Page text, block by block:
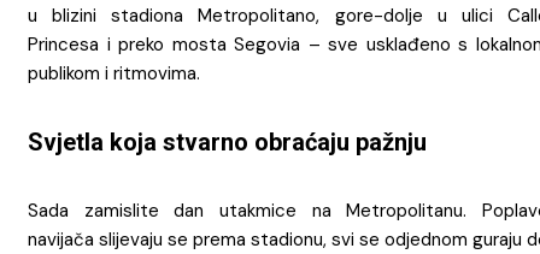
u blizini stadiona Metropolitano, gore-dolje u ulici
Princesa i preko mosta Segovia – sve usklađeno s
publikom i ritmovima.
Svjetla koja stvarno obraćaju pažnju
Sada zamislite dan utakmice na Metropolitanu.
navijača slijevaju se prema stadionu, svi se odjednom guraju